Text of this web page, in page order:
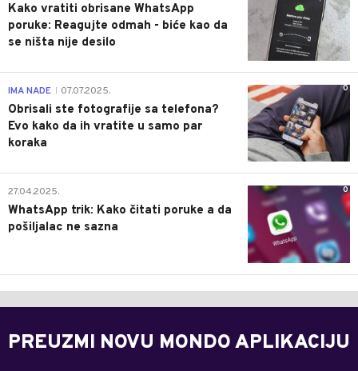
Kako vratiti obrisane WhatsApp
poruke: Reagujte odmah - biće kao da
se ništa nije desilo
0
IMA NADE 07.07.2025.
Obrisali ste fotografije sa telefona?
Evo kako da ih vratite u samo par
koraka
0
27.04.2025.
WhatsApp trik: Kako čitati poruke a da
pošiljalac ne sazna
PREUZMI NOVU MONDO APLIKACIJU